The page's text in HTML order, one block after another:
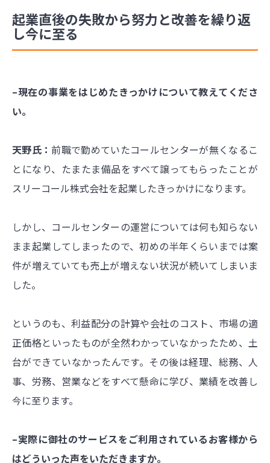
起業直後の失敗から努力と改善を繰り返
し今に至る
–現在の事業をはじめたきっかけについて教えてくださ
い。
天野氏：前職で勤めていたコールセンターが無くなるこ
とになり、たまたま備品をすべて譲ってもらったことが
スリーコール株式会社を起業したきっかけになります。
しかし、コールセンターの運営については何も知らない
まま起業してしまったので、初めの半年くらいまでは案
件が増えていても売上が増えない状況が続いてしまいま
した。
というのも、利益配分の計算や会社のコスト、市場の適
正価格といったものが全然わかっていなかったため、土
台ができていなかったんです。その後は経理、総務、人
事、労務、営業などをすべて懸命に学び、業績を改善し
今に至ります。
–実際に御社のサービスをご利用されているお客様から
はどういった声をいただきますか。